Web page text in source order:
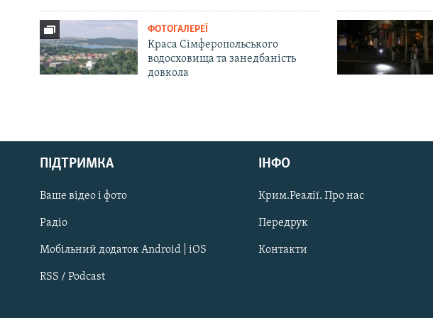
Русский
Qırımtatar
ДОЛУЧАЙСЯ!
ФОТОГАЛЕРЕЇ
Краса Сімферопольського
водосховища та занедбаність
довкола
ПІДТРИМКА
Ваше відео і фото
Радіо
Мобільний додаток Android | iOS
RSS / Podcast
ІНФО
Крим.Реалії. Про нас
Передрук
Контакти